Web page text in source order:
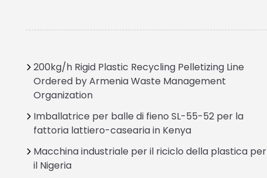
200kg/h Rigid Plastic Recycling Pelletizing Line
Ordered by Armenia Waste Management
Organization
Imballatrice per balle di fieno SL-55-52 per la
fattoria lattiero-casearia in Kenya
Macchina industriale per il riciclo della plastica per
il Nigeria